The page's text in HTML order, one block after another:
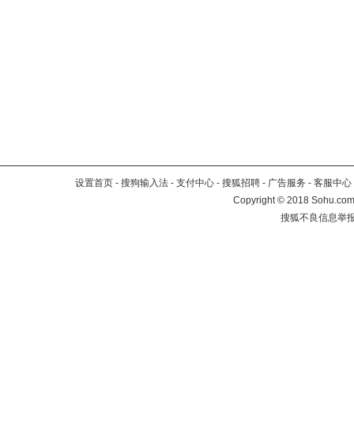
设置首页 - 搜狗输入法 - 支付中心 - 搜狐招聘 - 广告服务 - 客服中心
Copyright©2018
搜狐不良信息举